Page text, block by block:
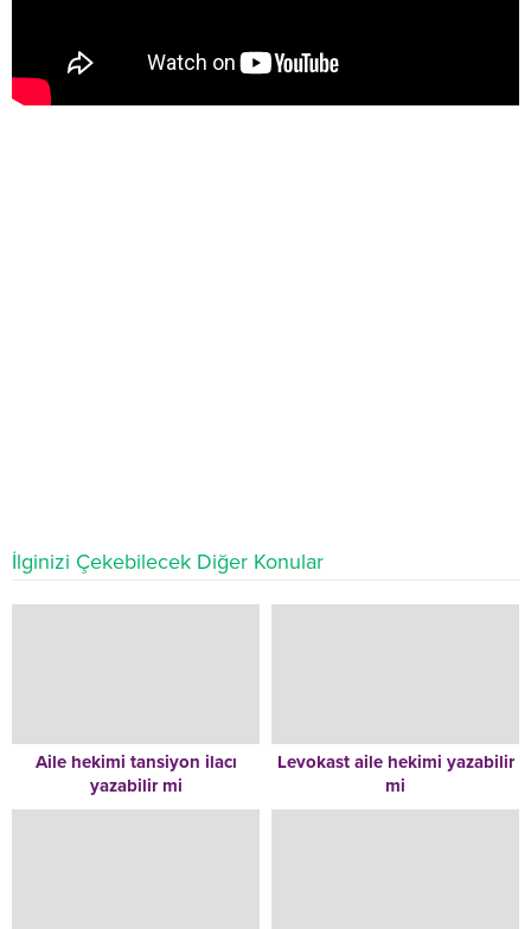
İlginizi Çekebilecek Diğer Konular
Aile hekimi tansiyon ilacı
yazabilir mi
Levokast aile hekimi yazabilir
mi